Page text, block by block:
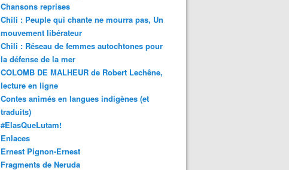
Chansons reprises
Chili : Peuple qui chante ne mourra pas, Un
mouvement libérateur
Chili : Réseau de femmes autochtones pour
la défense de la mer
COLOMB DE MALHEUR de Robert Lechêne,
lecture en ligne
Contes animés en langues indigènes (et
traduits)
#ElasQueLutam!
Enlaces
Ernest Pignon-Ernest
Fragments de Neruda